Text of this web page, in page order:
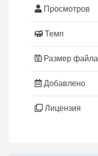
Просмотров
Темп
Размер файла
Добавлено
Лицензия